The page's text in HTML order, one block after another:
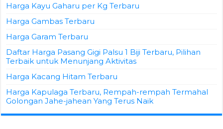
Harga Kayu Gaharu per Kg Terbaru
Harga Gambas Terbaru
Harga Garam Terbaru
Daftar Harga Pasang Gigi Palsu 1 Biji Terbaru, Pilihan
Terbaik untuk Menunjang Aktivitas
Harga Kacang Hitam Terbaru
Harga Kapulaga Terbaru, Rempah-rempah Termahal
Golongan Jahe-jahean Yang Terus Naik